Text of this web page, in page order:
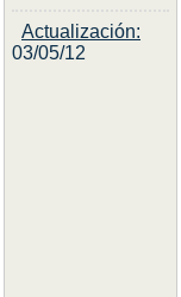
Actualización:
03/05/12